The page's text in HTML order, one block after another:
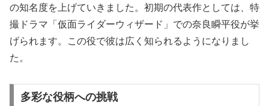
の知名度を上げていきました。初期の代表作としては、特
撮ドラマ「仮面ライダーウィザード」での奈良瞬平役が挙
げられます。この役で彼は広く知られるようになりまし
た。
多彩な役柄への挑戦